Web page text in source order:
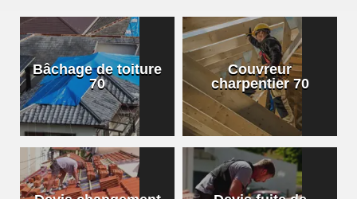
Bâchage de toiture
70
Couvreur
charpentier 70